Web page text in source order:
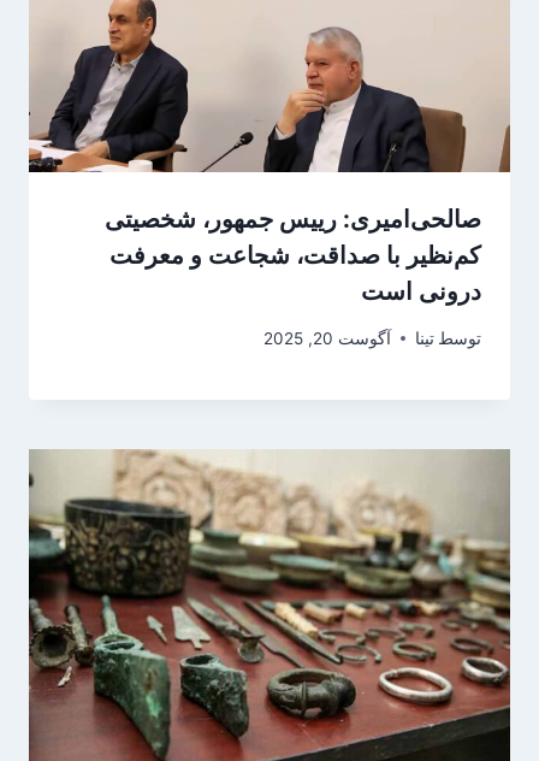
صالحی‌امیری: رییس جمهور، شخصیتی
کم‌نظیر با صداقت، شجاعت و معرفت
درونی است
توسط تینا آگوست 20, 2025